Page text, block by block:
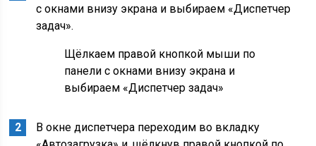
с окнами внизу экрана и выбираем «Диспетчер
задач».
Щёлкаем правой кнопкой мыши по
панели с окнами внизу экрана и
выбираем «Диспетчер задач»
В окне диспетчера переходим во вкладку